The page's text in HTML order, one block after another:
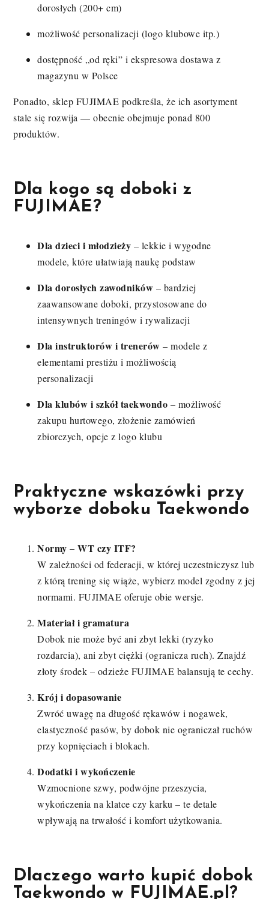
dorosłych (200+ cm)
możliwość personalizacji (logo klubowe itp.)
dostępność „od ręki” i ekspresowa dostawa z
magazynu w Polsce
Ponadto, sklep FUJIMAE podkreśla, że ich asortyment
stale się rozwija — obecnie obejmuje ponad 800
produktów.
Dla kogo są doboki z
FUJIMAE?
Dla dzieci i młodzieży – lekkie i wygodne
modele, które ułatwiają naukę podstaw
Dla dorosłych zawodników – bardziej
zaawansowane doboki, przystosowane do
intensywnych treningów i rywalizacji
Dla instruktorów i trenerów – modele z
elementami prestiżu i możliwością
personalizacji
Dla klubów i szkół taekwondo – możliwość
zakupu hurtowego, złożenie zamówień
zbiorczych, opcje z logo klubu
Praktyczne wskazówki przy
wyborze doboku Taekwondo
Normy – WT czy ITF?
W zależności od federacji, w której uczestniczysz lub
z którą trening się wiąże, wybierz model zgodny z jej
normami. FUJIMAE oferuje obie wersje.
Materiał i gramatura
Dobok nie może być ani zbyt lekki (ryzyko
rozdarcia), ani zbyt ciężki (ogranicza ruch). Znajdź
złoty środek – odzieże FUJIMAE balansują te cechy.
Krój i dopasowanie
Zwróć uwagę na długość rękawów i nogawek,
elastyczność pasów, by dobok nie ograniczał ruchów
przy kopnięciach i blokach.
Dodatki i wykończenie
Wzmocnione szwy, podwójne przeszycia,
wykończenia na klatce czy karku – te detale
wpływają na trwałość i komfort użytkowania.
Dlaczego warto kupić dobok
Taekwondo w FUJIMAE.pl?